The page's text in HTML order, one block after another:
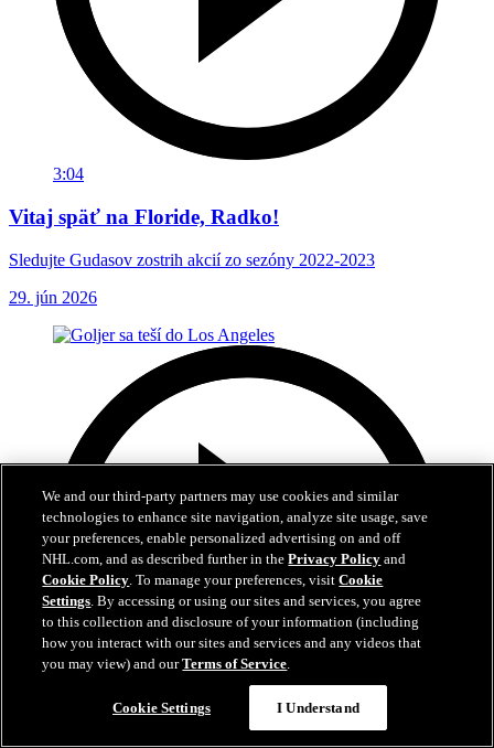
3:04
Vitaj späť na Floride, Radko!
Sledujte Gudasov zostrih akcií zo sezóny 2022-2023
29. jún 2026
We and our third-party partners may use cookies and similar
technologies to enhance site navigation, analyze site usage, save
your preferences, enable personalized advertising on and off
NHL.com, and as described further in thePrivacy Policy and
Cookie Policy. To manage your preferences, visitCookie
Settings. By accessing or using our sites and services, you agree
to this collection and disclosure of your information (including
how you interact with our sites and services and any videos that
you may view) and ourTerms of Service.
Cookie Settings I Understand